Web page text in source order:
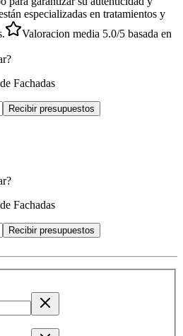
especializadas en tratamientos y
Valoracion media 5.0/5 basada en
Fachadas
Recibir presupuestos
Fachadas
Recibir presupuestos